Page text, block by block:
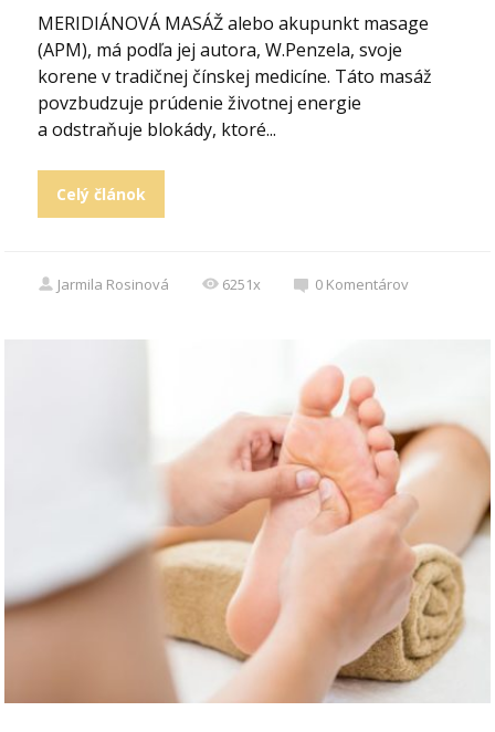
MERIDIÁNOVÁ MASÁŽ alebo akupunkt masage
(APM), má podľa jej autora, W.Penzela, svoje
korene v tradičnej čínskej medicíne. Táto masáž
povzbudzuje prúdenie životnej energie
a odstraňuje blokády, ktoré...
Celý článok
Jarmila Rosinová 6251x 0 Komentárov